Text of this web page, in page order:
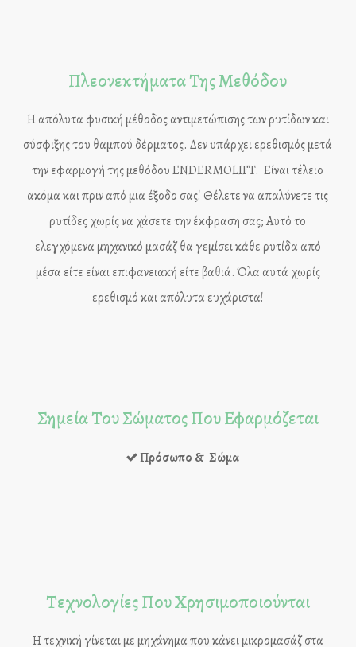
Πλεονεκτήματα Της Μεθόδου
Η απόλυτα φυσική μέθοδος αντιμετώπισης των ρυτίδων και
σύσφιξης του θαμπού δέρματος. Δεν υπάρχει ερεθισμός μετά
την εφαρμογή της μεθόδου ENDERMOLIFT. Είναι τέλειο
ακόμα και πριν από μια έξοδο σας! Θέλετε να απαλύνετε τις
ρυτίδες χωρίς να χάσετε την έκφραση σας; Αυτό το
ελεγχόμενα μηχανικό μασάζ θα γεμίσει κάθε ρυτίδα από
μέσα είτε είναι επιφανειακή είτε βαθιά. Όλα αυτά χωρίς
ερεθισμό και απόλυτα ευχάριστα!
Σημεία Του Σώματος Που Εφαρμόζεται
Πρόσωπο & Σώμα
Τεχνολογίες Που Χρησιμοποιούνται
Η τεχνική γίνεται με μηχάνημα που κάνει μικρομασάζ στα